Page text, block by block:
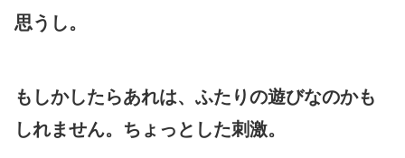
思うし。
もしかしたらあれは、ふたりの遊びなのかも
しれません。ちょっとした刺激。